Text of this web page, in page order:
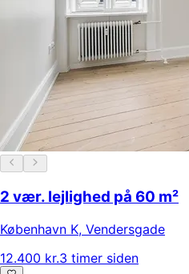
2 vær. lejlighed på 60 m²
København K, Vendersgade
12.400 kr.3 timer siden